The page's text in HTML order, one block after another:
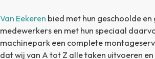
Van Eekeren bied met hun geschoolde
medewerkers en met hun speciaal
machinepark een complete
dat wij van A tot Z alle taken uitvoeren